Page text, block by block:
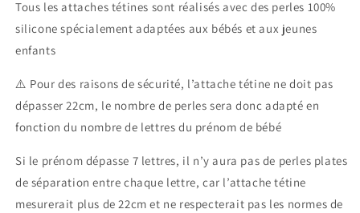
Tous les attaches tétines sont réalisés avec des perles 100%
silicone spécialement adaptées aux bébés et aux jeunes
enfants
⚠️ Pour des raisons de sécurité, l’attache tétine ne doit pas
dépasser 22cm, le nombre de perles sera donc adapté en
fonction du nombre de lettres du prénom de bébé
Si le prénom dépasse 7 lettres, il n’y aura pas de perles plates
de séparation entre chaque lettre, car l’attache tétine
mesurerait plus de 22cm et ne respecterait pas les normes de